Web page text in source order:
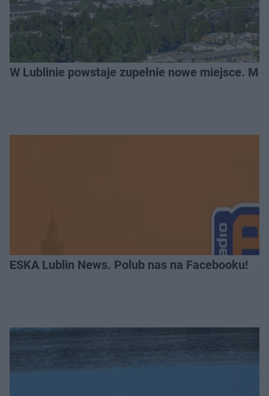
W Lublinie powstaje zupełnie nowe miejsce.
ESKA Lublin News. Polub nas na Facebooku!